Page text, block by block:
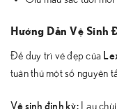
Hướng Dẫn Vệ Sinh
Để duy trì vẻ đẹp của
tuân thủ một số nguyên
Vệ sinh định kỳ:Lau chùi